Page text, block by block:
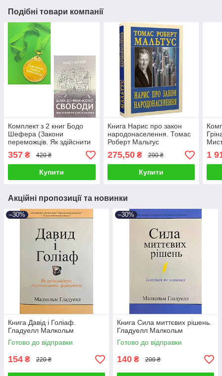
Подібні товари компанії
Комплект з 2 книг Бодо
Шефера (Закони
переможців. Як здійснити
cвої мрії + Шлях до
фінансової свободи)
357 ₴ 420 ₴
Купити
Книга Нарис про закон
народонаселення. Томас
Роберт Мальтус
275,50₴ 290 ₴
Купити
1
Акційні пропозиції та новинки
–30%
Книга Давід і Голіаф.
Гладуелл Малкольм
Готово до відправки
154 ₴ 220 ₴
–30%
Книга Сила миттєвих рішень.
Гладуелл Малкольм
Готово до відправки
140 ₴ 200 ₴